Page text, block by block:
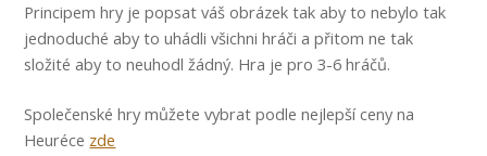
Principem hry je popsat váš obrázek tak aby to nebylo tak
jednoduché aby to uhádli všichni hráči a přitom ne tak
složité aby to neuhodl žádný. Hra je pro 3-6 hráčů.
Společenské hry můžete vybrat podle nejlepší ceny na
Heuréce zde